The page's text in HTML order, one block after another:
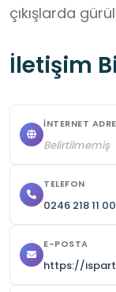
çıkışlarda
İletişim
İNTERNET
Belirtilmemiş
TELEFON
0246 218 11 00
E-POSTA
https://